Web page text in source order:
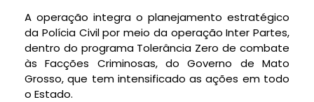
A operação integra o planejamento estratégico
da Polícia Civil por meio da operação Inter Partes,
dentro do programa Tolerância Zero de combate
às Facções Criminosas, do Governo de Mato
Grosso, que tem intensificado as ações em todo
o Estado.